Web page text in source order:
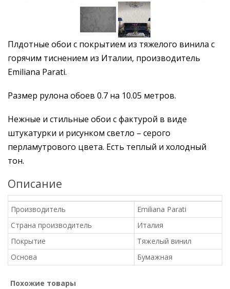
Плдотные обои с покрытием из тяжелого винила с
горячим тиснением из Италии, производитель
Emiliana Parati.
Размер рулона обоев 0.7 на 10.05 метров.
Нежные и стильные обои с фактурой в виде
штукатурки и рисунком светло – серого
перламутрового цвета. Есть теплый и холодный
тон.
Описание
Производитель
Emiliana Parati
Страна производитель
Италия
Покрытие
Тяжелый винил
Основа
Бумажная
Похожие товары